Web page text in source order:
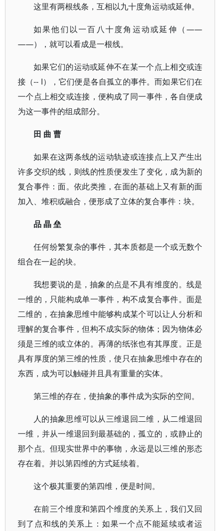
这里有两根线条，互相以九十度角运动或延伸。
如果他们以一百八十度角运动或延伸（——
——），就可以看成是一根线。
如果它们的运动或延伸不在某一个点上相交或连
接（-- l），它们便是各自孤立的事件。而如果它们在
一个点上相交或连接，便构成了同一事件，各自便成
为这一事件的组成部分。
田 曲 曹
如果在这两条线的运动轨迹或连接点上又产生出
许多交织的线，则线的性质便发生了变化，成为新的
复合事件：面。依此类推，在面的基础上又有新的面
加入、堆积或融合，便形成了立体的复合事件：块。
品 晶 垒
任何纷繁复杂的事件，其本质都是一个或无数个
组合在一起的块。
我想要说的是，抽象的点是不具有维度的。线是
一维的，只能构成单一事件，构不成复合事件。面是
二维的，在抽象思维中能够构成某个可以让人分析和
理解的复合事件，但构不成实际的物体；因为物体必
须是三维的或立体的。再薄的纸张也有其厚度。正是
具有厚度的第三维的性质，使只在抽象思维中存在的
东西，成为可以触碰并且具有重量的实体。
第三维的存在，使抽象的事件成为实际的空间。
人的抽象思维可以从三维退回二维，从二维退回
一维，并从一维退回到最基础的，孤立的，或静止的
那个点。但现实世界中的事物，永远是以三维的形态
存在着。并以第四维的方式延续着。
这个极其重要的第四维，便是时间。
在前三个维度和第四个维度的关系上，我们又回
到了点和线的关系上：如果一个点不能延续或者运